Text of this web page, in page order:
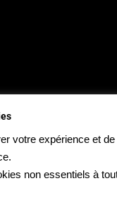
votre expérience et de
non essentiels à